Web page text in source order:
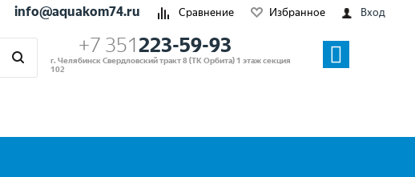
info@aquakom74.ru Сравнение Избранное Вход
+7 351223-59-93
г. Челябинск Свердловский тракт 8 (ТК Орбита) 1 этаж секция
102